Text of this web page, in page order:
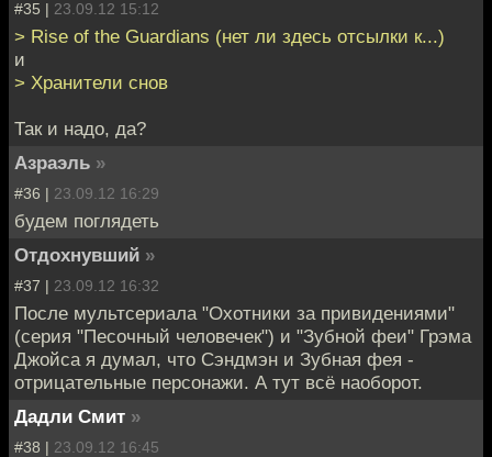
#35 | 23.09.12 15:12
> Rise of the Guardians (нет ли здесь отсылки к...)
и
> Хранители снов
Так и надо, да?
Азраэль »
#36 | 23.09.12 16:29
будем поглядеть
Отдохнувший »
#37 | 23.09.12 16:32
После мультсериала "Охотники за привидениями"
(серия "Песочный человечек") и "Зубной феи" Грэма
Джойса я думал, что Сэндмэн и Зубная фея -
отрицательные персонажи. А тут всё наоборот.
Дадли Смит »
#38 | 23.09.12 16:45